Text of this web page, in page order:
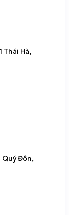
Thái Hà,
Quý Đôn,